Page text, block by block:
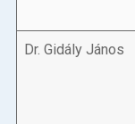
Dr. Gidály János